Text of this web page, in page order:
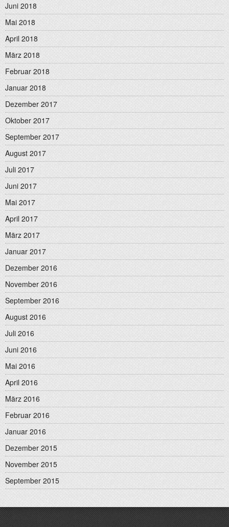
Juni 2018
Mai 2018
April 2018
März 2018
Februar 2018
Januar 2018
Dezember 2017
Oktober 2017
September 2017
August 2017
Juli 2017
Juni 2017
Mai 2017
April 2017
März 2017
Januar 2017
Dezember 2016
November 2016
September 2016
August 2016
Juli 2016
Juni 2016
Mai 2016
April 2016
März 2016
Februar 2016
Januar 2016
Dezember 2015
November 2015
September 2015